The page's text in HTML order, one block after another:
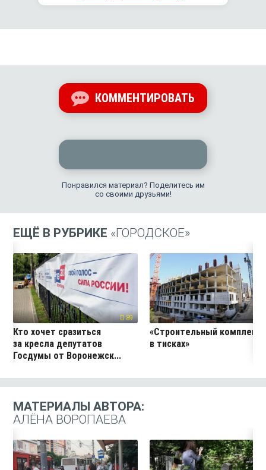
КОММЕНТИРОВАТЬ
Понравился материал? Поделитесь им
со своими друзьями!
ЕЩЁ В РУБРИКЕ «ГОРОДСКОЕ»
89
Кто хочет сразиться
за кресла депутатов
Госдумы от Воронежск...
«Строительный комплекс
в тисках»
МАТЕРИАЛЫ АВТОРА:
АЛЁНА ВОРОПАЕВА